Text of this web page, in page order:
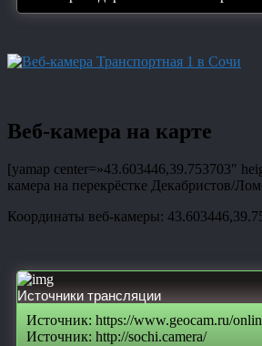
Веб-камера на карте
[yamap center=»43.603446,39.753703″
камера на перекрёстке Декабристов/
Координаты веб-камеры:
Источники трансляции
Источник: https://www.geocam.ru/
Источник: http://sochi.camera/